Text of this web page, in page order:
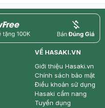
price
VỀ HASAKI.VN
Giới thiệu Hasaki.vn
Chính sách bảo mật
Điều khoản sử dụng
Hasaki cẩm nang
Tuyển dụng